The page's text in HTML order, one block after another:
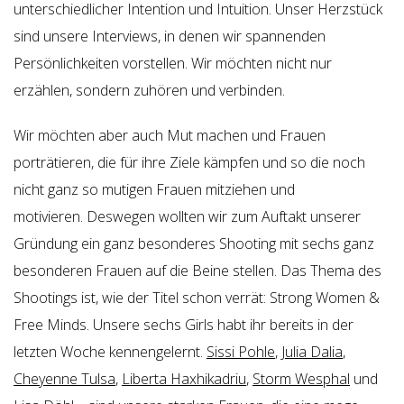
unterschiedlicher Intention und Intuition. Unser Herzstück
sind unsere Interviews, in denen wir spannenden
Persönlichkeiten vorstellen. Wir möchten nicht nur
erzählen, sondern zuhören und verbinden.
Wir möchten aber auch Mut machen und Frauen
porträtieren, die für ihre Ziele kämpfen und so die noch
nicht ganz so mutigen Frauen mitziehen und
motivieren. Deswegen wollten wir zum Auftakt unserer
Gründung ein ganz besonderes Shooting mit sechs ganz
besonderen Frauen auf die Beine stellen. Das Thema des
Shootings ist, wie der Titel schon verrät: Strong Women &
Free Minds. Unsere sechs Girls habt ihr bereits in der
letzten Woche kennengelernt. Sissi Pohle, Julia Dalia,
Cheyenne Tulsa, Liberta Haxhikadriu, Storm Wesphal und